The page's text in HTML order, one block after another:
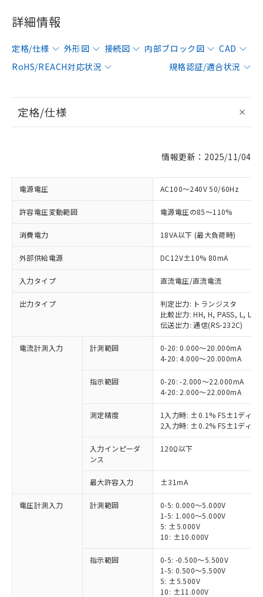
詳細情報
定格/仕様 外形図 接続図 内部ブロック図
CAD
RoHS/REACH対応状況
規格認証/適合状況
定格/仕様
情報更新：2025/11/04
電源電圧 AC100～240V 50/60Hz
許容電圧変動範囲 電源電圧の85～110%
消費電力 18VA以下 (最大負荷時)
外部供給電源 DC12V±10% 80mA
入力タイプ 直流電圧/直流電流
出力タイプ
判定出力: トランジスタ
比較出力: HH, H, PASS, L, LL
伝送出力: 通信(RS-232C)
電流計測入力 計測範囲
0-20: 0.000～20.000mA
4-20: 4.000～20.000mA
指示範囲
0-20: -2.000～22.000mA
4-20: 2.000～22.000mA
測定精度
1入力時: ±0.1% FS±1ディジ
2入力時: ±0.2% FS±1ディジ
入力インピーダ
ンス
120Ω以下
最大許容入力 ±31mA
電圧計測入力 計測範囲
0-5: 0.000～5.000V
1-5: 1.000～5.000V
5: ±5.000V
10: ±10.000V
指示範囲
0-5: -0.500～5.500V
1-5: 0.500～5.500V
5: ±5.500V
10: ±11.000V